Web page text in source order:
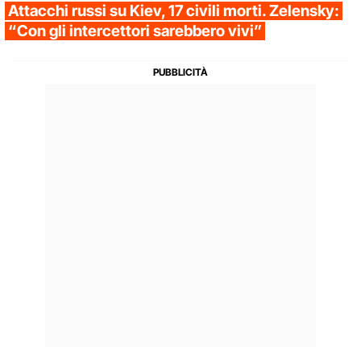
Attacchi russi su Kiev, 17 civili morti. Zelensky:
“Con gli intercettori sarebbero vivi”